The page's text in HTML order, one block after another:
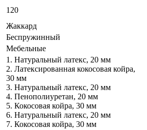
120
Жаккард
Беспружинный
Мебельные
1. Натуральный латекс, 20 мм
2. Латексированная кокосовая койра,
30 мм
3. Натуральный латекс, 20 мм
4. Пенополиуретан, 20 мм
5. Кокосовая койра, 30 мм
6. Натуральный латекс, 20 мм
7. Кокосовая койра, 30 мм